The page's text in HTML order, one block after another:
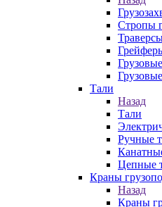
Стропы
Тали
Назад
Тали
Ручные
Цепные
Краны
Назад
Краны